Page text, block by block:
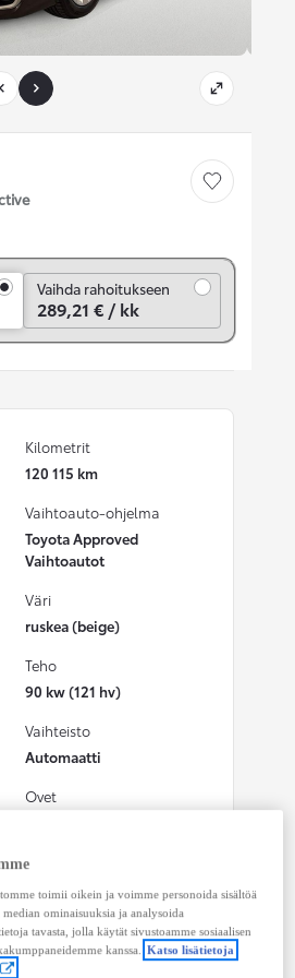
Tallenna auto
Vaihda rahoitukseen
289,21 € / kk
Kilometrit
120 115 km
Vaihtoauto-ohjelma
Toyota Approved
Vaihtoautot
Väri
ruskea (beige)
Teho
90 kw (121 hv)
Vaihteisto
Automaatti
Ovet
toimii oikein ja voimme personoida sisältöä
ominaisuuksia ja analysoida
tavasta, jolla käytät sivustoamme sosiaalisen
kanssa. Katso lisätietoja